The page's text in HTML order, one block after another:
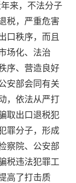
来，不法分子
税，严重危害
口秩序，而且
场化、法治
序、营造良好
安部会同有关
，依法从严打
取出口退税犯
罪分子，形成
察院、公安部
税违法犯罪工
高了打击质